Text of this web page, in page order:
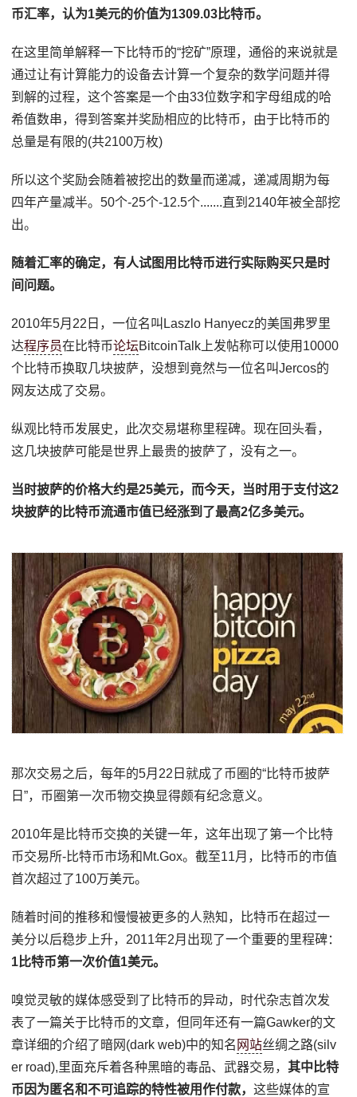
币汇率，认为1美元的价值为1309.03比特币。
在这里简单解释一下比特币的“挖矿”原理，通俗的来说就是
通过让有计算能力的设备去计算一个复杂的数学问题并得
到解的过程，这个答案是一个由33位数字和字母组成的哈
希值数串，得到答案并奖励相应的比特币，由于比特币的
总量是有限的(共2100万枚)
所以这个奖励会随着被挖出的数量而递减，递减周期为每
四年产量减半。50个-25个-12.5个.......直到2140年被全部挖
出。
随着汇率的确定，有人试图用比特币进行实际购买只是时
间问题。
2010年5月22日，一位名叫Laszlo Hanyecz的美国弗罗里
达程序员在比特币论坛BitcoinTalk上发帖称可以使用10000
个比特币换取几块披萨，没想到竟然与一位名叫Jercos的
网友达成了交易。
纵观比特币发展史，此次交易堪称里程碑。现在回头看，
这几块披萨可能是世界上最贵的披萨了，没有之一。
当时披萨的价格大约是25美元，而今天，当时用于支付这2
块披萨的比特币流通市值已经涨到了最高2亿多美元。
那次交易之后，每年的5月22日就成了币圈的“比特币披萨
日”，币圈第一次币物交换显得颇有纪念意义。
2010年是比特币交换的关键一年，这年出现了第一个比特
币交易所-比特币市场和Mt.Gox。截至11月，比特币的市值
首次超过了100万美元。
随着时间的推移和慢慢被更多的人熟知，比特币在超过一
美分以后稳步上升，2011年2月出现了一个重要的里程碑：
1比特币第一次价值1美元。
嗅觉灵敏的媒体感受到了比特币的异动，时代杂志首次发
表了一篇关于比特币的文章，但同年还有一篇Gawker的文
章详细的介绍了暗网(dark web)中的知名 网站丝绸之路(silv
er road),里面充斥着各种黑暗的毒品、武器交易，其中比特
币因为匿名和不可追踪的特性被用作付款，这些媒体的宣